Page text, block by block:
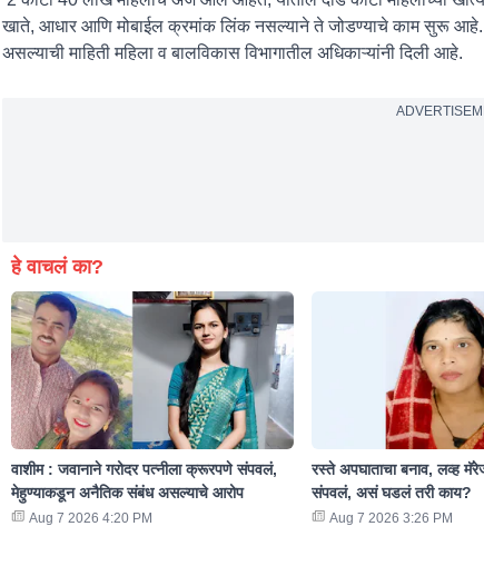
खाते, आधार आणि मोबाईल क्रमांक लिंक नसल्याने ते जोडण्याचे काम सुरू आहे.
असल्याची माहिती महिला व बालविकास विभागातील अधिकाऱ्यांनी दिली आहे.
हे वाचलं का?
वाशीम : जवानाने गरोदर पत्नीला क्रूरपणे संपवलं,
मेहुण्याकडून अनैतिक संबंध असल्याचे आरोप
Aug 7 2026 4:20 PM
रस्ते अपघाताचा बनाव, लव्ह
संपवलं, असं घडलं तरी काय?
Aug 7 2026 3:26 PM